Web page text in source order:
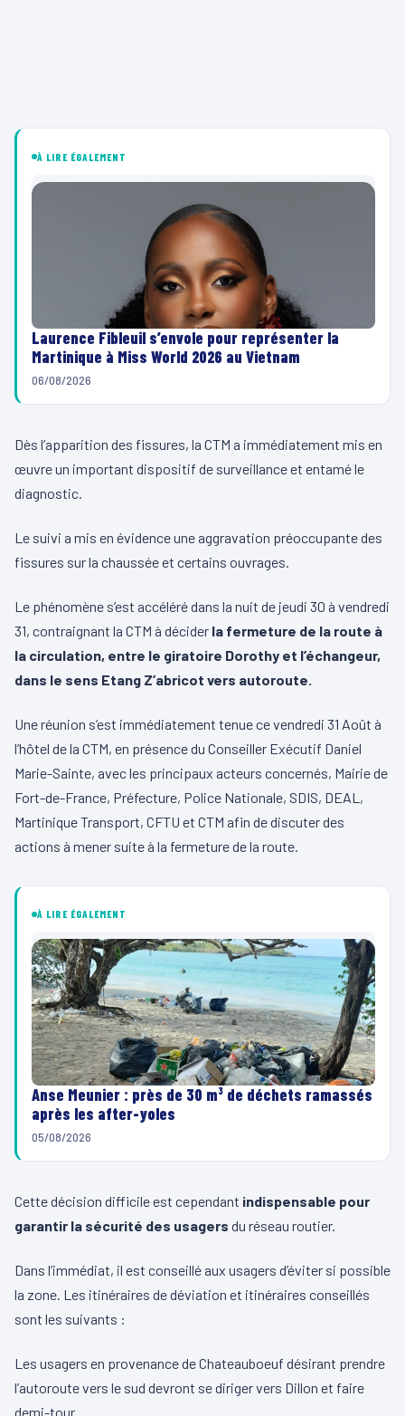
À LIRE ÉGALEMENT
Laurence Fibleuil s’envole pour représenter la
Martinique à Miss World 2026 au Vietnam
06/08/2026
Dès l’apparition des fissures, la CTM a immédiatement mis en
œuvre un important dispositif de surveillance et entamé le
diagnostic.
Le suivi a mis en évidence une aggravation préoccupante des
fissures sur la chaussée et certains ouvrages.
Le phénomène s’est accéléré dans la nuit de jeudi 30 à vendredi
31, contraignant la CTM à décider la fermeture de la route à
la circulation, entre le giratoire Dorothy et l’échangeur,
dans le sens Etang Z’abricot vers autoroute.
Une réunion s’est immédiatement tenue ce vendredi 31 Août à
l’hôtel de la CTM, en présence du Conseiller Exécutif Daniel
Marie-Sainte, avec les principaux acteurs concernés, Mairie de
Fort-de-France, Préfecture, Police Nationale, SDIS, DEAL,
Martinique Transport, CFTU et CTM afin de discuter des
actions à mener suite à la fermeture de la route.
À LIRE ÉGALEMENT
Anse Meunier : près de 30 m³ de déchets ramassés
après les after-yoles
05/08/2026
Cette décision difficile est cependant indispensable pour
garantir la sécurité des usagers du réseau routier.
Dans l’immédiat, il est conseillé aux usagers d’éviter si possible
la zone. Les itinéraires de déviation et itinéraires conseillés
sont les suivants :
Les usagers en provenance de Chateauboeuf désirant prendre
l’autoroute vers le sud devront se diriger vers Dillon et faire
demi-tour.